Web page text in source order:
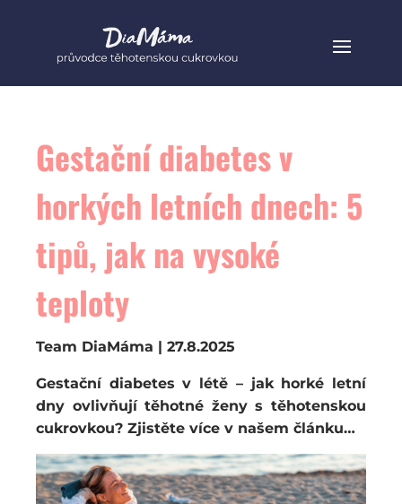
Gestační diabetes v
horkých letních dnech: 5
tipů, jak na vysoké
teploty
Team DiaMáma | 27.8.2025
Gestační diabetes v létě – jak horké letní
dny ovlivňují těhotné ženy s těhotenskou
cukrovkou? Zjistěte více v našem článku…